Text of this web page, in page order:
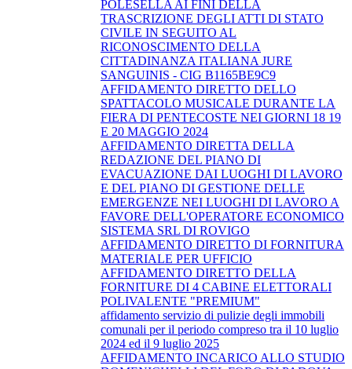
POLESELLA AI FINI DELLA
TRASCRIZIONE DEGLI ATTI DI STATO
CIVILE IN SEGUITO AL
RICONOSCIMENTO DELLA
CITTADINANZA ITALIANA JURE
SANGUINIS - CIG B1165BE9C9
AFFIDAMENTO DIRETTO DELLO
SPATTACOLO MUSICALE DURANTE LA
FIERA DI PENTECOSTE NEI GIORNI 18 19
E 20 MAGGIO 2024
AFFIDAMENTO DIRETTA DELLA
REDAZIONE DEL PIANO DI
EVACUAZIONE DAI LUOGHI DI LAVORO
E DEL PIANO DI GESTIONE DELLE
EMERGENZE NEI LUOGHI DI LAVORO A
FAVORE DELL'OPERATORE ECONOMICO
SISTEMA SRL DI ROVIGO
AFFIDAMENTO DIRETTO DI FORNITURA
MATERIALE PER UFFICIO
AFFIDAMENTO DIRETTO DELLA
FORNITURE DI 4 CABINE ELETTORALI
POLIVALENTE "PREMIUM"
affidamento servizio di pulizie degli immobili
comunali per il periodo compreso tra il 10 luglio
2024 ed il 9 luglio 2025
AFFIDAMENTO INCARICO ALLO STUDIO